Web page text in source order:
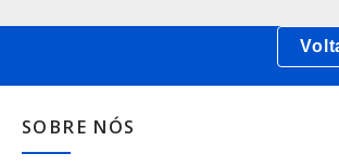
SOBRE NÓS